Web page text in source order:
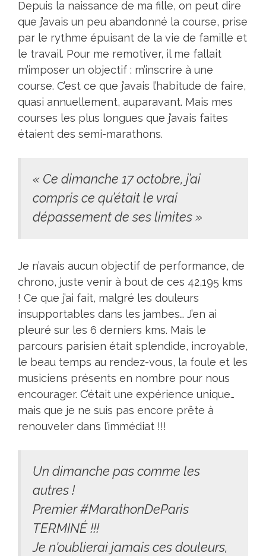
Depuis la naissance de ma fille, on peut dire
que j’avais un peu abandonné la course, prise
par le rythme épuisant de la vie de famille et
le travail. Pour me remotiver, il me fallait
m’imposer un objectif : m’inscrire à une
course. C’est ce que j’avais l’habitude de faire,
quasi annuellement, auparavant. Mais mes
courses les plus longues que j’avais faites
étaient des semi-marathons.
« Ce dimanche 17 octobre, j’ai
compris ce qu’était le vrai
dépassement de ses limites »
Je n’avais aucun objectif de performance, de
chrono, juste venir à bout de ces 42,195 kms
! Ce que j’ai fait, malgré les douleurs
insupportables dans les jambes… J’en ai
pleuré sur les 6 derniers kms. Mais le
parcours parisien était splendide, incroyable,
le beau temps au rendez-vous, la foule et les
musiciens présents en nombre pour nous
encourager. C’était une expérience unique…
mais que je ne suis pas encore prête à
renouveler dans l’immédiat !!!
Un dimanche pas comme les
autres !
Premier#MarathonDeParis
TERMINÉ !!!
Je n'oublierai jamais ces douleurs,